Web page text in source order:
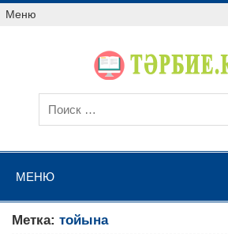
Меню
МЕНЮ
Метка:тойына